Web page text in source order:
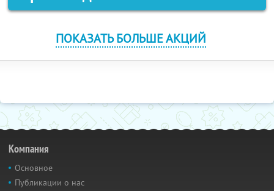
ПОКАЗАТЬ БОЛЬШЕ АКЦИЙ
Компания
Основное
Публикации о нас